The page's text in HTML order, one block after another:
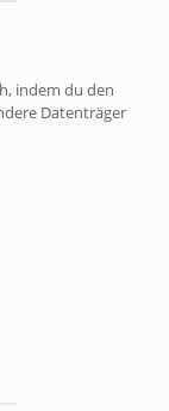
indem du den
Datenträger